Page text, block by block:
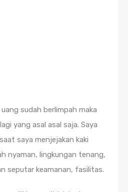
sudah berlimpah maka
yang asal asal saja. Saya
saya menjejakan kaki
nyaman, lingkungan tenang,
seputar keamanan, fasilitas.